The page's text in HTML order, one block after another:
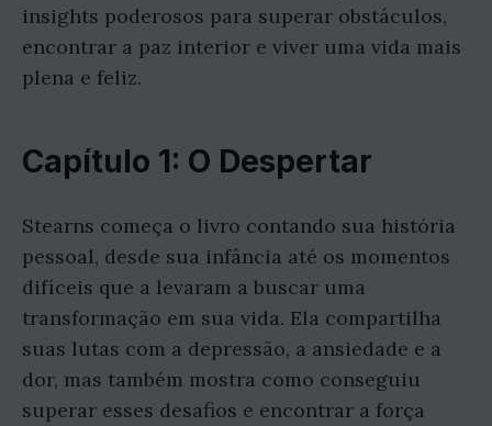
insights poderosos para superar obstáculos,
encontrar a paz interior e viver uma vida mais
plena e feliz.
Capítulo 1: O Despertar
Stearns começa o livro contando sua história
pessoal, desde sua infância até os momentos
difíceis que a levaram a buscar uma
transformação em sua vida. Ela compartilha
suas lutas com a depressão, a ansiedade e a
dor, mas também mostra como conseguiu
superar esses desafios e encontrar a força